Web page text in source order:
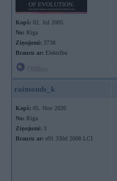
Kopš: 02. Jul 2005
No: Rīga
Ziņojumi: 3738
Braucu ar: Elektrību
raimonds_k
Kopš: 05. Nov 2020
No: Rīga
Ziņojumi: 3
Braucu ar: e91 330d 2008 LCI